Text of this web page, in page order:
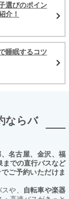
選びのポイン
介！
睡眠するコツ
ならバ
名古屋、金沢、福
までの直行バスなど
ご予約いただけま
や、
自転車や楽器